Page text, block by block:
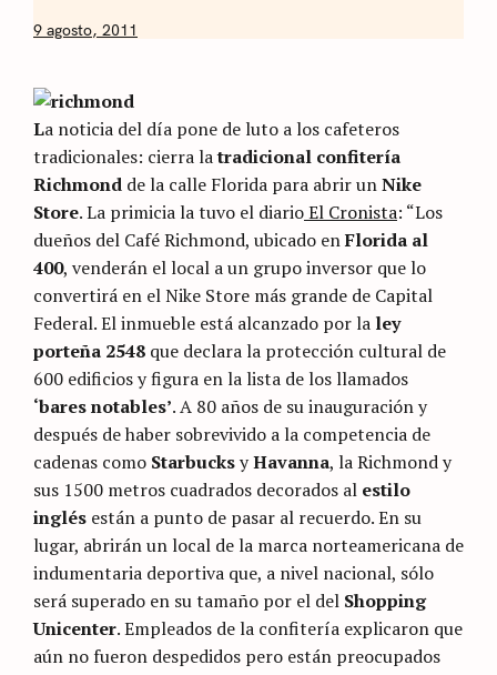
by
9 agosto, 2011
La noticia del día pone de luto a los cafeteros
tradicionales: cierra latradicional confitería
Richmond de la calle Florida para abrir unNike
Store. La primicia la tuvo el diarioEl Cronista: “Los
dueños del Café Richmond, ubicado enFlorida al
400, venderán el local a un grupo inversor que lo
convertirá en el Nike Store más grande de Capital
Federal. El inmueble está alcanzado por la ley
porteña 2548 que declara la protección cultural de
600 edificios y figura en la lista de los llamados
‘bares notables’. A 80 años de su inauguración y
después de haber sobrevivido a la competencia de
cadenas como StarbucksyHavanna, la Richmond y
sus 1500 metros cuadrados decorados al estilo
inglés están a punto de pasar al recuerdo. En su
lugar, abrirán un local de la marca norteamericana de
indumentaria deportiva que, a nivel nacional, sólo
será superado en su tamaño por el del Shopping
Unicenter. Empleados de la confitería explicaron que
aún no fueron despedidos pero están preocupados